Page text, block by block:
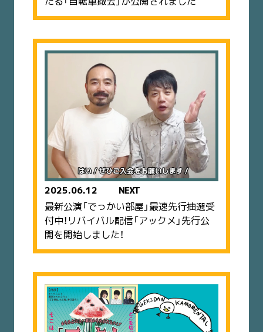
2025.06.12 NEXT
最新公演「でっかい部屋」最速先行抽選受
付中！リバイバル配信「アックメ」先行公
開を開始しました！